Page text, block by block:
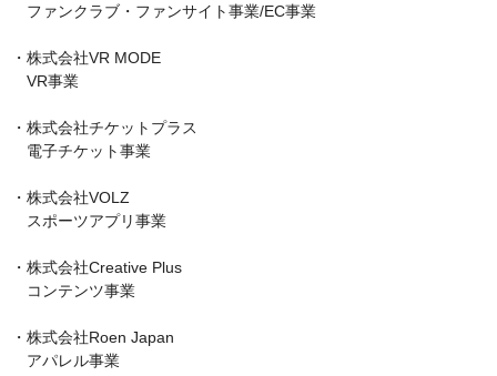
ファンクラブ・ファンサイト事業/EC事業
・株式会社VR MODE
VR事業
・株式会社チケットプラス
電子チケット事業
・株式会社VOLZ
スポーツアプリ事業
・株式会社Creative Plus
コンテンツ事業
・株式会社Roen Japan
アパレル事業